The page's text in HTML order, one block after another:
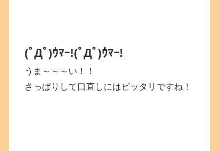
(ﾟДﾟ)ｳﾏｰ!(ﾟДﾟ)ｳﾏｰ!
うま～～～い！！
さっぱりして口直しにはピッタリですね！